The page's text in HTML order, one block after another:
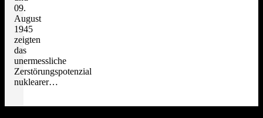
09.
August
1945
zeigten
das
unermessliche
Zerstörungspotenzial
nuklearer…